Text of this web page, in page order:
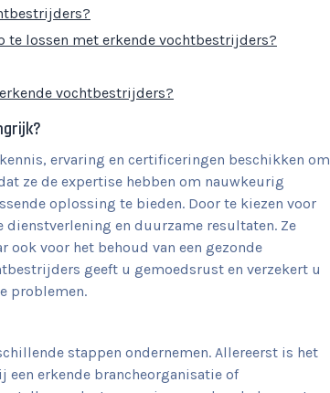
lossen met erkende vochtbestrijders?
vochtbestrijders?
ervaring en certificeringen beschikken om
ze de expertise hebben om nauwkeurig
oplossing te bieden. Door te kiezen voor
en duurzame resultaten. Ze
ook voor het behoud van een gezonde
geeft u gemoedsrust en verzekert u
problemen.
stappen ondernemen. Allereerst is het
erkende brancheorganisatie of